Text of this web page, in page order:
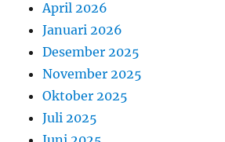
April 2026
Januari 2026
Desember 2025
November 2025
Oktober 2025
Juli 2025